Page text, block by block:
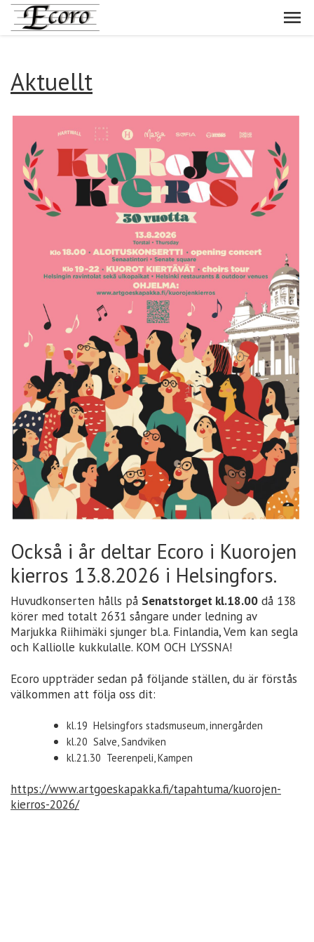
Aktuellt
Också i år deltar Ecoro i Kuorojen
kierros 13.8.2026 i Helsingfors.
Huvudkonserten hålls på Senatstorget kl.18.00 då 138
körer med totalt 2631 sångare under ledning av
Marjukka Riihimäki sjunger bl.a. Finlandia, Vem kan segla
och Kalliolle kukkulalle. KOM OCH LYSSNA!
Ecoro uppträder sedan på följande ställen, du är förstås
välkommen att följa oss dit:
kl.19 Helsingfors stadsmuseum, innergården
kl.20 Salve, Sandviken
kl.21.30 Teerenpeli, Kampen
https://www.artgoeskapakka.fi/tapahtuma/kuorojen-
kierros-2026/